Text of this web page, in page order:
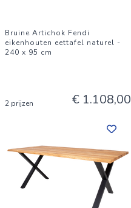
Bruine Artichok Fendi
eikenhouten eettafel naturel -
240 x 95 cm
2 prijzen € 1.108,00